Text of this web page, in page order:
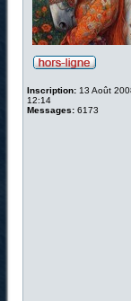
Inscription: 13 Août
12:14
Messages: 6173